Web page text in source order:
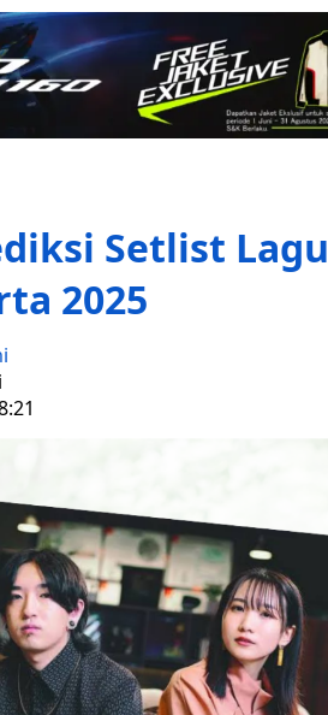
Setlist Lagu
2025